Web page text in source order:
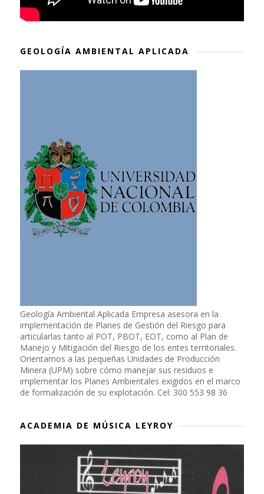
GEOLOGÍA AMBIENTAL APLICADA
Geología Ambiental Aplicada Empresa asesora en la
implementación de Planes de Gestión del Riesgo para
articularlas tanto al POT, PBOT, EOT, como al Plan de
Manejo y Mitigación del Riesgo de los entes territoriales.
Orientamos a las pequeñas Unidades de Producción
Minera (UPM) sobre cómo manejar sus residuos e
implementar los Planes Ambientales exigidos en el marco
de formalización de su explotación. Cel: 300 553 98 36
ACADEMIA DE MÚSICA LEYROY